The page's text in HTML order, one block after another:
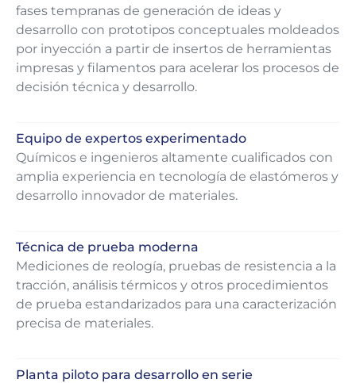
fases tempranas de generación de ideas y
desarrollo con prototipos conceptuales moldeados
por inyección a partir de insertos de herramientas
impresas y filamentos para acelerar los procesos de
decisión técnica y desarrollo.
Equipo de expertos experimentado
Químicos e ingenieros altamente cualificados con
amplia experiencia en tecnología de elastómeros y
desarrollo innovador de materiales.
Técnica de prueba moderna
Mediciones de reología, pruebas de resistencia a la
tracción, análisis térmicos y otros procedimientos
de prueba estandarizados para una caracterización
precisa de materiales.
Planta piloto para desarrollo en serie